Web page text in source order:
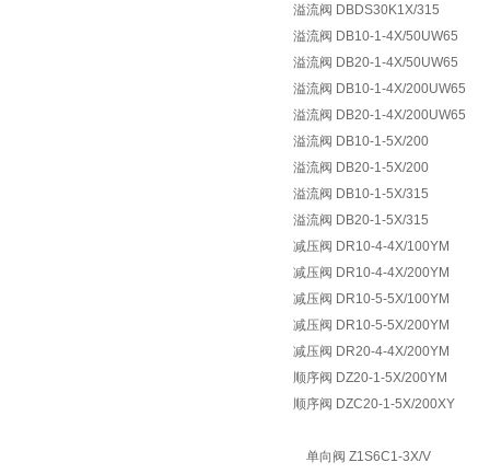
溢流阀 DBDS30K1X/315
溢流阀 DB10-1-4X/50UW65
溢流阀 DB20-1-4X/50UW65
溢流阀 DB10-1-4X/200UW65
溢流阀 DB20-1-4X/200UW65
溢流阀 DB10-1-5X/200
溢流阀 DB20-1-5X/200
溢流阀 DB10-1-5X/315
溢流阀 DB20-1-5X/315
减压阀 DR10-4-4X/100YM
减压阀 DR10-4-4X/200YM
减压阀 DR10-5-5X/100YM
减压阀 DR10-5-5X/200YM
减压阀 DR20-4-4X/200YM
顺序阀 DZ20-1-5X/200YM
顺序阀 DZC20-1-5X/200XY
单向阀 Z1S6C1-3X/V